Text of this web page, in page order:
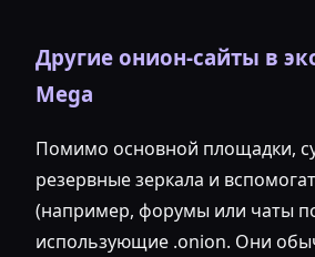
Другие онион-сайты в
Mega
Помимо основной площадки,
резервные зеркала и
(например, форумы или чаты
использующие .onion. Они